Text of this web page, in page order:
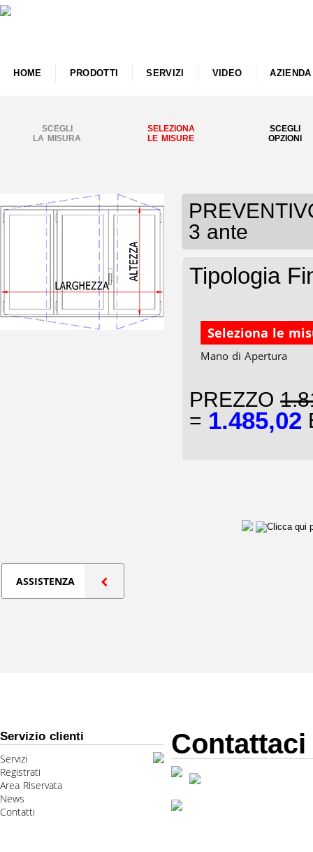
HOME PRODOTTI SERVIZI VIDEO AZIENDA
SCEGLI
LA MISURA
SELEZIONA
LE MISURE
SCEGLI
OPZIONI
3 ante
Tipologia
Seleziona le
Mano di Apertura
PREZZO
= 1.485,02
ASSISTENZA
Servizio clienti
Servizi
Registrati
Area Riservata
News
Contatti
Contattaci